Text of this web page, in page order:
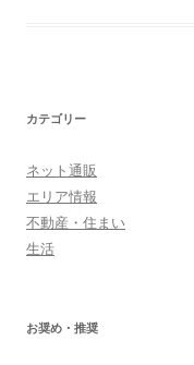
カテゴリー
ネット通販
エリア情報
不動産・住まい
生活
お奨め・推奨